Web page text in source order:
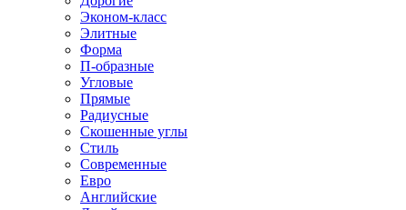
Эконом-класс
Элитные
Форма
П-образные
Угловые
Прямые
Радиусные
Скошенные углы
Стиль
Современные
Евро
Английские